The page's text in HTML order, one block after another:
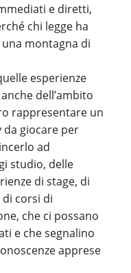
e diretti,
chi legge ha
montagna di
esperienze
dell’ambito
rappresentare un
giocare per
ad
studio, delle
di stage, di
corsi di
che ci possano
e che segnalino
apprese